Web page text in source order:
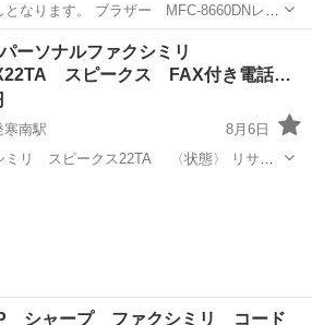
となります。 ブラザー MFC-8660DNレザ
外す前まで正常に稼働していました。 その
た為トナー等のメンテナンスが必要だと
電話、ＦＡＸ
ーソナルファクシミリ
スピークス FAX付き電話…
寒南駅
8月6日
ークス22TA 〈状態〉 リサイ
シャープ ファクシミリ コード